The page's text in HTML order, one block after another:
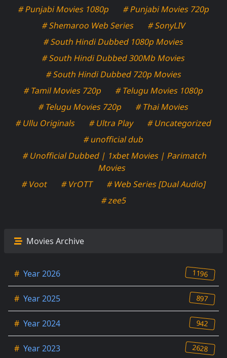
# Punjabi Movies 1080p
# Punjabi Movies 720p
# Shemaroo Web Series
# SonyLIV
# South Hindi Dubbed 1080p Movies
# South Hindi Dubbed 300Mb Movies
# South Hindi Dubbed 720p Movies
# Tamil Movies 720p
# Telugu Movies 1080p
# Telugu Movies 720p
# Thai Movies
# Ullu Originals
# Ultra Play
# Uncategorized
# unofficial dub
# Unofficial Dubbed | 1xbet Movies | Parimatch
Movies
# Voot
# VrOTT
# Web Series [Dual Audio]
# zee5
Movies Archive
# Year 2026 1196
# Year 2025 897
# Year 2024 942
# Year 2023 2628